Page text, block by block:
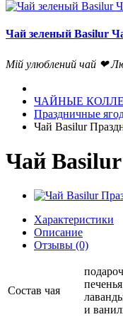
Чай зеленый Basilur
Мій улюблений чай ❤
ЧАЙНЫЕ
Праздничные
Чай Basilur
Чай
Характеристики
Описание
Отзывы (0)
Состав чая
и